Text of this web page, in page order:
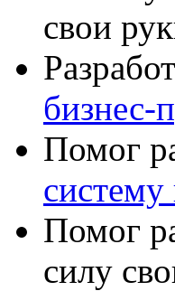
свои
бизнес-
Помог
систему
Помог
силу